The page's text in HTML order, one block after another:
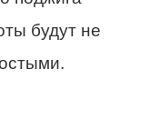
будут не